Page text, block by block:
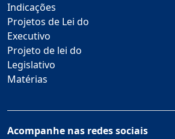
Indicações
Projetos de Lei do
Executivo
Projeto de lei do
Legislativo
Matérias
Acompanhe nas redes sociais